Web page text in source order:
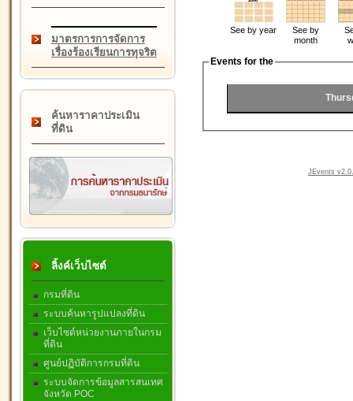
มาตรการการจัดการ
เรื่องร้องเรียนการทุจริต
ค้นหาราคาประเมิน
ที่ดิน
ลิ้งค์เว็บไซต์
กรมที่ดิน
ระบบค้นหารูปแปลงที่ดิน
เว็บไซต์หน่วยงานภายในกรม
ที่ดิน
ศูนย์ปฏิบัติการกรมที่ดิน
ระบบจัดการข้อมูลสารสนเทศ
จังหวัด POC
See by year
See by
month
Events for the
JEvents